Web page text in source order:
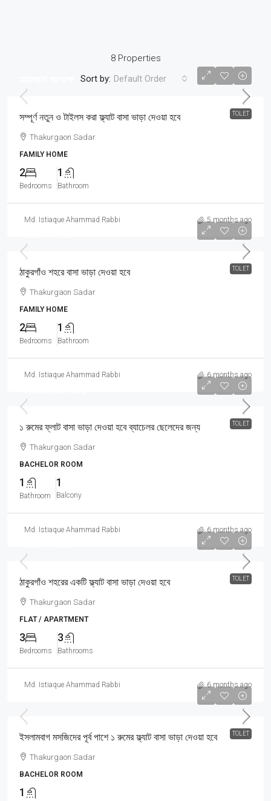
8 Properties
Sort by: Default Order
TOLET
সম্পূর্ণ নতুন ও টাইলস করা ফ্ল্যাট বাসা ভাড়া দেওয়া হবে
Thakurgaon Sadar
FAMILY HOME
2
Bedrooms
1
Bathroom
Md. Istiaque Ahammad Rabbi 5 months ago
TOLET
ঠাকুরগাঁও শহরে বাসা ভাড়া দেওয়া হবে
Thakurgaon Sadar
FAMILY HOME
2
Bedrooms
1
Bathroom
Md. Istiaque Ahammad Rabbi 6 months ago
TOLET
১ রুমের ফ্লাট বাসা ভাড়া দেওয়া হবে ব্যাচেলর ছেলেদের জন্য
Thakurgaon Sadar
BACHELOR ROOM
1
Bathroom
1
Balcony
Md. Istiaque Ahammad Rabbi 6 months ago
TOLET
ঠাকুরগাঁও শহরের একটি ফ্ল্যাট বাসা ভাড়া দেওয়া হবে
Thakurgaon Sadar
FLAT / APARTMENT
3
Bedrooms
3
Bathrooms
Md. Istiaque Ahammad Rabbi 6 months ago
TOLET
ইসলামবাগ মসজিদের পূর্ব পাশে ১ রুমের ফ্ল্যাট বাসা ভাড়া দেওয়া হবে
Thakurgaon Sadar
BACHELOR ROOM
1